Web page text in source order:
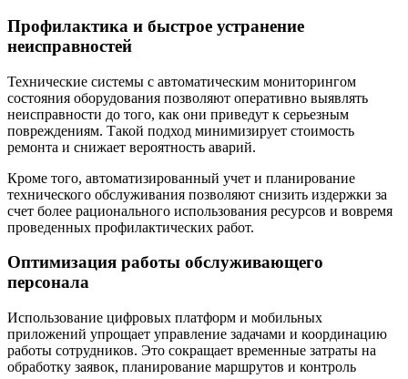
Профилактика и быстрое устранение
неисправностей
Технические системы с автоматическим мониторингом
состояния оборудования позволяют оперативно выявлять
неисправности до того, как они приведут к серьезным
повреждениям. Такой подход минимизирует стоимость
ремонта и снижает вероятность аварий.
Кроме того, автоматизированный учет и планирование
технического обслуживания позволяют снизить издержки за
счет более рационального использования ресурсов и вовремя
проведенных профилактических работ.
Оптимизация работы обслуживающего
персонала
Использование цифровых платформ и мобильных
приложений упрощает управление задачами и координацию
работы сотрудников. Это сокращает временные затраты на
обработку заявок, планирование маршрутов и контроль